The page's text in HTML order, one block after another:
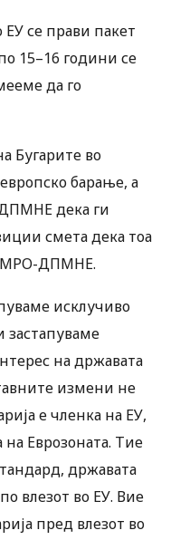
ЕУ се прави пакет
15–16 години се
да го
Бугарите во
барање, а
дека ги
смета дека тоа
ДПМНЕ.
исклучиво
застапуваме
на државата
измени не
е членка на ЕУ,
Еврозоната. Тие
државата
влезот во ЕУ. Вие
пред влезот во